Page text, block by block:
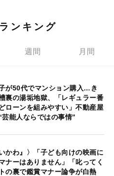
ンキング
週間 月間
が50代でマンション購入…き
裏の湯垢地獄、「レギュラー番
ローンを組みやすい」不動産屋
芸能人ならではの事情”
かわ』〉「子ども向けの映画に
ナーはありません」「叱ってく
の裏で鑑賞マナー論争が白熱